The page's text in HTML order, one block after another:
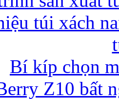
túi xách
Bí kíp chọn
Z10 bất